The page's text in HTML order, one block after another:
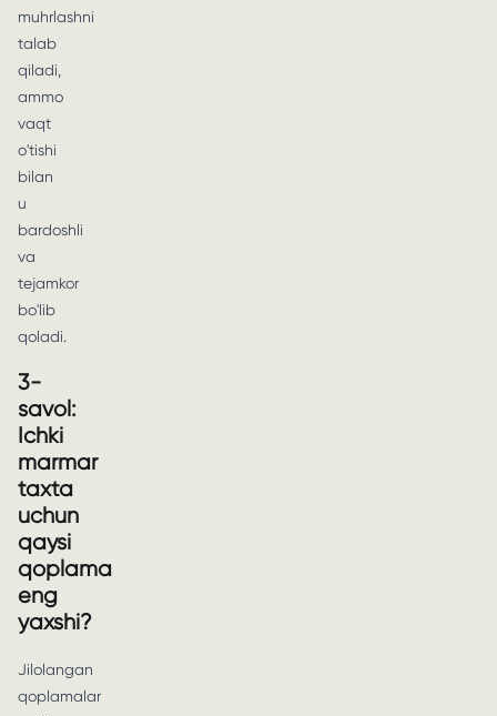
muhrlashni
talab
qiladi,
ammo
vaqt
o'tishi
bilan
u
bardoshli
va
tejamkor
bo'lib
qoladi.
3-
savol:
Ichki
marmar
taxta
uchun
qaysi
qoplama
eng
yaxshi?
Jilolangan
qoplamalar